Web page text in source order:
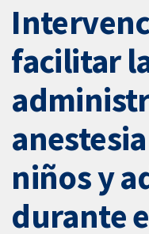
facilitar
niños y
durante